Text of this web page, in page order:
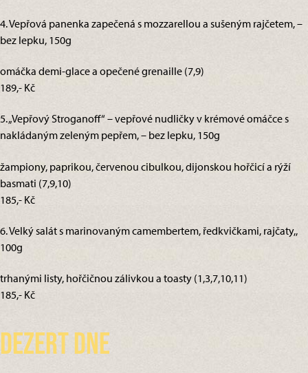
4. Vepřová panenka zapečená s mozzarellou a sušeným rajčetem, –
bez lepku, 150g
omáčka demi-glace a opečené grenaille (7,9)
189,- Kč
5. „Vepřový Stroganoff“ – vepřové nudličky v krémové omáčce s
nakládaným zeleným pepřem, – bez lepku, 150g
žampiony, paprikou, červenou cibulkou, dijonskou hořčicí a rýží
basmati (7,9,10)
185,- Kč
6. Velký salát s marinovaným camembertem, ředkvičkami, rajčaty,,
100g
trhanými listy, hořčičnou zálivkou a toasty (1,3,7,10,11)
185,- Kč
Dezert dne